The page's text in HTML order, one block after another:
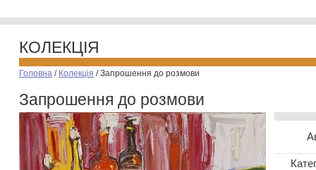
КОЛЕКЦІЯ
Головна / Колекція /Запрошення до розмови
Запрошення до розмови